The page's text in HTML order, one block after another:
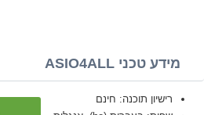
מידע טכני ASIO4ALL
רישיון תוכנה: חינם